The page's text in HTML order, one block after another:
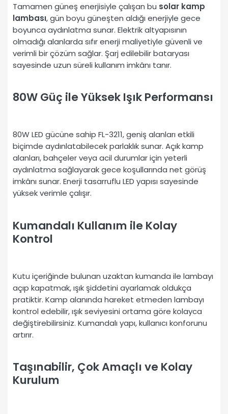
Tamamen güneş enerjisiyle çalışan bu solar kamp
lambası, gün boyu güneşten aldığı enerjiyle gece
boyunca aydınlatma sunar. Elektrik altyapısının
olmadığı alanlarda sıfır enerji maliyetiyle güvenli ve
verimli bir çözüm sağlar. Şarj edilebilir bataryası
sayesinde uzun süreli kullanım imkânı tanır.
80W Güç ile Yüksek Işık Performansı
80W LED gücüne sahip FL-3211, geniş alanları etkili
biçimde aydınlatabilecek parlaklık sunar. Açık kamp
alanları, bahçeler veya acil durumlar için yeterli
aydınlatma sağlayarak gece koşullarında net görüş
imkânı sunar. Enerji tasarruflu LED yapısı sayesinde
yüksek verimle çalışır.
Kumandalı Kullanım ile Kolay
Kontrol
Kutu içeriğinde bulunan uzaktan kumanda ile lambayı
açıp kapatmak, ışık şiddetini ayarlamak oldukça
pratiktir. Kamp alanında hareket etmeden lambayı
kontrol edebilir, ışık seviyesini ortama göre kolayca
değiştirebilirsiniz. Kumandalı yapı, kullanıcı konforunu
artırır.
Taşınabilir, Çok Amaçlı ve Kolay
Kurulum